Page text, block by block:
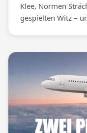
Klee, Normen
gespielten Witz –